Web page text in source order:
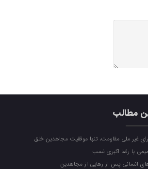
مطالب
غیر ملی مقاومت، تنها موفقیت مجاهدین خلق
با رضا اکبری نسب
انسانی پس از رهایی از مجاهدین